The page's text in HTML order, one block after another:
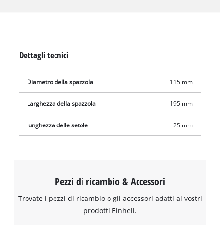
Dettagli tecnici
Diametro della spazzola 115 mm
Larghezza della spazzola 195 mm
lunghezza delle setole 25 mm
Pezzi di ricambio & Accessori
Trovate i pezzi di ricambio o gli accessori adatti ai vostri
prodotti Einhell.